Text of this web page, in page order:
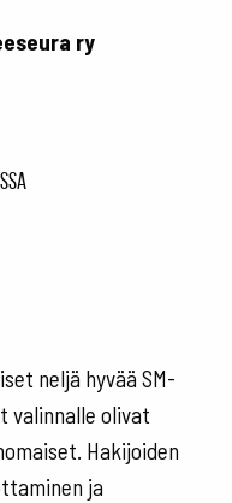
ry
neljä hyvää SM-
valinnalle olivat
Hakijoiden
ja